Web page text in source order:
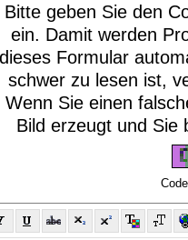
Bitte geben Sie den
ein. Damit werden
dieses Formular
schwer zu lesen ist,
Wenn Sie einen
Bild erzeugt und Sie